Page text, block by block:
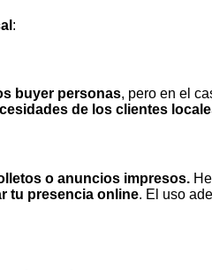
:
buyer personas, pero en el
de los clientes
o anuncios impresos.
tu presencia online. El uso